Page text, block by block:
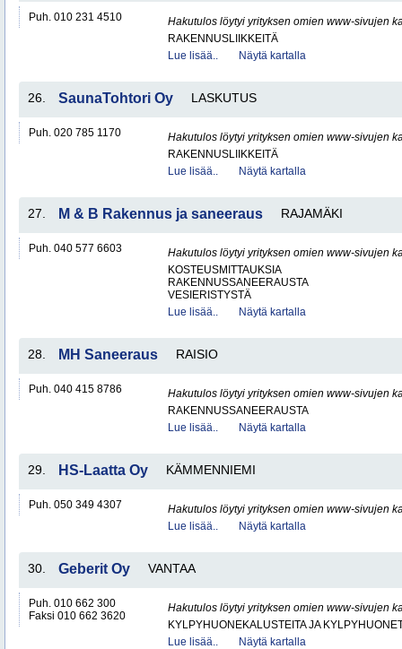
Puh. 010 231 4510
Hakutulos löytyi yrityksen omien www-sivujen
RAKENNUSLIIKKEITÄ
Lue lisää..
Näytä kartalla
26. SaunaTohtori Oy LASKUTUS
Puh. 020 785 1170
Hakutulos löytyi yrityksen omien www-sivujen
RAKENNUSLIIKKEITÄ
Lue lisää..
Näytä kartalla
27. M & B Rakennus ja saneeraus RAJAMÄKI
Puh. 040 577 6603
Hakutulos löytyi yrityksen omien www-sivujen
KOSTEUSMITTAUKSIA
RAKENNUSSANEERAUSTA
VESIERISTYSTÄ
Lue lisää..
Näytä kartalla
28. MH Saneeraus RAISIO
Puh. 040 415 8786
Hakutulos löytyi yrityksen omien www-sivujen
RAKENNUSSANEERAUSTA
Lue lisää..
Näytä kartalla
29. HS-Laatta Oy KÄMMENNIEMI
Puh. 050 349 4307
Hakutulos löytyi yrityksen omien www-sivujen
Lue lisää..
Näytä kartalla
30. Geberit Oy VANTAA
Puh. 010 662 300
Faksi 010 662 3620
Hakutulos löytyi yrityksen omien www-sivujen
KYLPYHUONEKALUSTEITA JA
Lue lisää..
Näytä kartalla